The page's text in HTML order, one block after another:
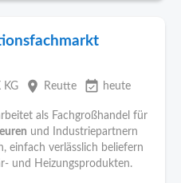
KG place Reutte event_available heute
als Fachgroßhandel für
und Industriepartnern
einfach verlässlich beliefern
und Heizungsprodukten.